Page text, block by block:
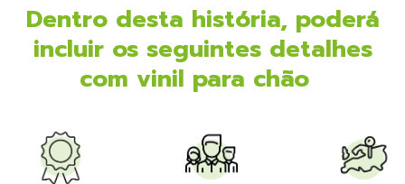
Dentro desta história, poderá
incluir os seguintes detalhes
com vinil para chão